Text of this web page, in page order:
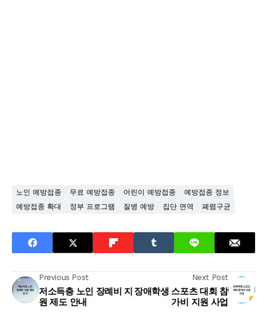
노인 예방접종 무료 예방접종 어린이 예방접종
예방접종 정보
예방접종 확대
정부 프로그램 질병 예방 집단 면역 폐렴구균
Previous Post
저소득층 노인 장례비 지
원 제도 안내
Next Post
장애학생 스포츠 대회 참
가비 지원 사업